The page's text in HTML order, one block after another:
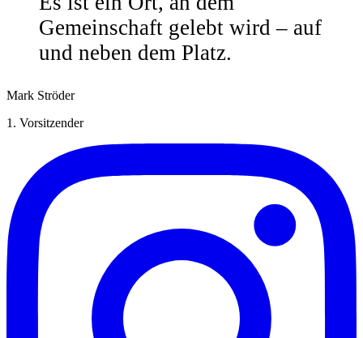
Gemeinschaft gelebt wird – auf
und neben dem Platz.
Mark Ströder
1. Vorsitzender